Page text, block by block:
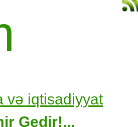
və iqtisadiyyat
Gedir!...